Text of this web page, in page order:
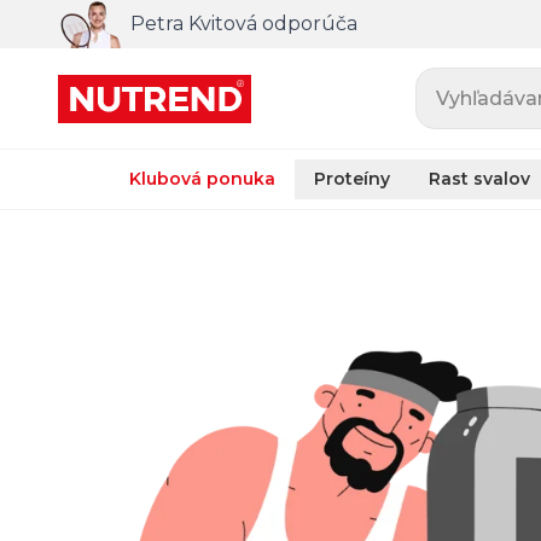
Petra Kvitová odporúča
Klubová ponuka Proteíny Rast svalov